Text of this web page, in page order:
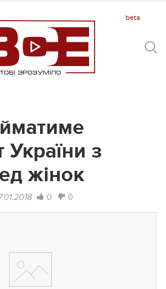
України з
жінок
0 0